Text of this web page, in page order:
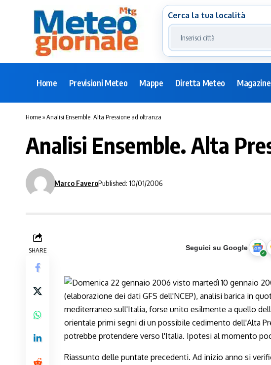
Cerca la tua località
Home Previsioni Meteo Mappe Diretta Meteo Magazine
Home»Analisi Ensemble. Alta Pressione ad oltranza
Analisi Ensemble. Alta
Marco FaveroPublished: 10/01/2006
SHARE Seguici su Google
Riassunto delle puntate precedenti. Ad inizio anno si